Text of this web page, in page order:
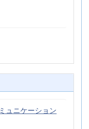
ュニケーション